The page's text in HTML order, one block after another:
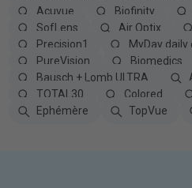
Acuvue
Biofinity
SofLens
Air Optix
Precision1
MyDay daily
PureVision
Biomedics
Bausch + Lomb ULTRA
TOTAL30
Colored
Ephémère
TopVue